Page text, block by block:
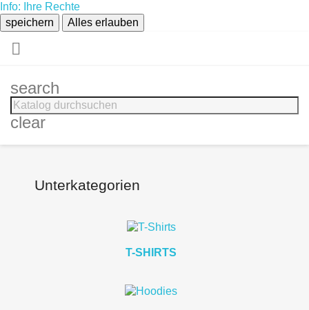
Info: Ihre Rechte
speichern
Alles erlauben

search
clear
Unterkategorien
T-SHIRTS